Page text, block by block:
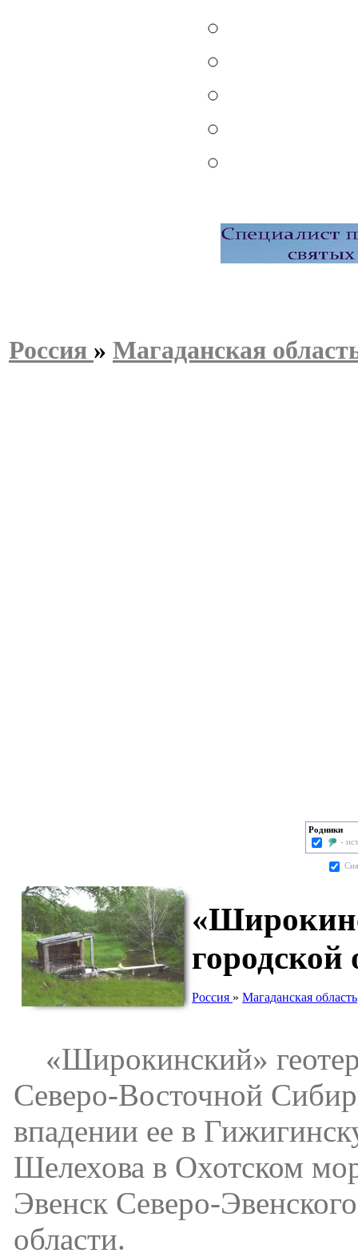
Россия » Магаданская
Родники
-
городской
Россия »Магаданская область
«Широкинский»
Северо-Восточной
впадении ее в
Шелехова в Охотском
Эвенск Северо-
области.